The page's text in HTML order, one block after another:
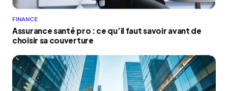
FINANCE
Assurance santé pro : ce qu’il faut savoir avant de
choisir sa couverture